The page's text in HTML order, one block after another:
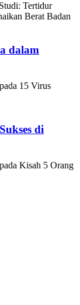
Tertidur
Berat Badan
dalam
pada 15 Virus
di
pada Kisah 5 Orang